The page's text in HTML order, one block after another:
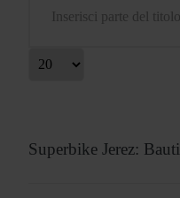
Superbike Jerez: